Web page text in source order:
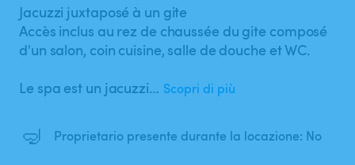
Jacuzzi juxtaposé à un gite
Accès inclus au rez de chaussée du gite composé
d'un salon​,​ coin cuisine​,​ salle de douche et WC.
Le spa est un jacuzzi… Scopri di più
🤿 Proprietario presente durante la locazione: No